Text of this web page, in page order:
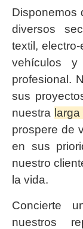
Disponemos
diversos
textil,
vehículos
profesional.
sus
nuestra
prospere de
en sus
nuestro
la vida.
Concierte
nuestros